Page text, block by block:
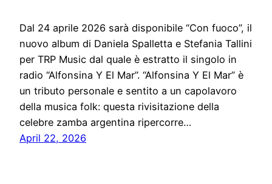
Dal 24 aprile 2026 sarà disponibile “Con fuoco”, il
nuovo album di Daniela Spalletta e Stefania Tallini
per TRP Music dal quale è estratto il singolo in
radio “Alfonsina Y El Mar”. “Alfonsina Y El Mar” è
un tributo personale e sentito a un capolavoro
della musica folk: questa rivisitazione della
celebre zamba argentina ripercorre…
April 22, 2026